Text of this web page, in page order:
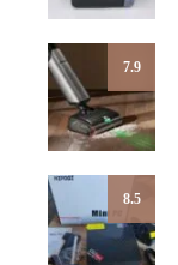
7.9
8.5